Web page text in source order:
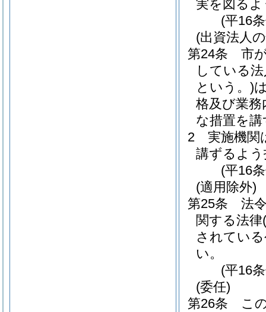
実を図る
(平16
(出資法人
第24条
市
している
という。)
格及び業
な措置を
2
実施機関
講ずるよ
(平16
(適用除外)
第25条
法
関する法律
されてい
い。
(平16
(委任)
第26条
こ